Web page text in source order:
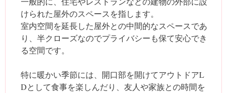
けられた屋外のスペースを指します。
室内空間を延長した屋外との中間的なスペースであ
り、半クローズなのでプライバシーも保て安心でき
る空間です。
特に暖かい季節には、開口部を開けてアウトドアL
Dとして食事を楽しんだり、友人や家族との時間を